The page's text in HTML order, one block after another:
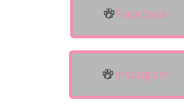
Facebook
Instagram